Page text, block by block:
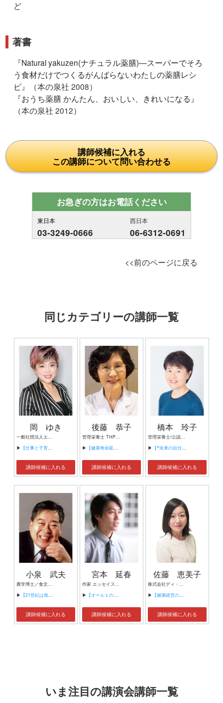
ど
著書
『Natural yakuzen(ナチュラル薬膳)―スーパーでそろ
う食材だけでつくるがんばらないわたしの薬膳レシ
ピ』（本の泉社 2008）
『おうち薬膳 かんたん、おいしい、きれいになる 』
（本の泉社 2012）
講師候補に入れる
この講師について問い合わせる
お急ぎの方はお電話ください
東日本
03-3249-0666
西日本
06-6312-0691
<<前のページに戻る
同じカテゴリーの講師一覧
岡 ゆき
一般社団法人エンジェリオン 専務理事 株式会社サンユニバース 取締役 パーティー料理研究家 ラジオパーソナリティー 発達療育士
▶ 【仕事と子育ての両立】
講師候補に入れる
後藤 恭子
管理栄養士 THP産業栄養指導者 Cheerful Givers株式会社 取締役
▶ 【健康寿命延伸のための食習慣】
講師候補に入れる
橋本 玲子
管理栄養士/公認スポーツ栄養士 株式会社Food Connection代表取締役
▶ 【❝未来の自分に投資する❞若手社員のための実践！食生活講座】
講師候補に入れる
小泉 武夫
農学博士／食文化論者／文筆家
▶ 【21世紀は発酵革命で始まる～老化制御と健康の秘訣～】
講師候補に入れる
宮本 延春
作家 エッセイスト 元高校教師 元教育再生会議委員
▶ 【オール１の落ちこぼれ、教師になる。～出逢いの奇跡～】
講師候補に入れる
佐藤 恵美子
株式会社ディ・クリエイト 専任講師
▶ 【健康経営のススメ「管理職が知るべき健康管理の最前線」】
講師候補に入れる
いま注目の講演会講師一覧